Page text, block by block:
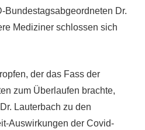
Bundestagsabgeordneten Dr.
Mediziner schlossen sich
der das Fass der
zum Überlaufen brachte,
Lauterbach zu den
Auswirkungen der Covid-